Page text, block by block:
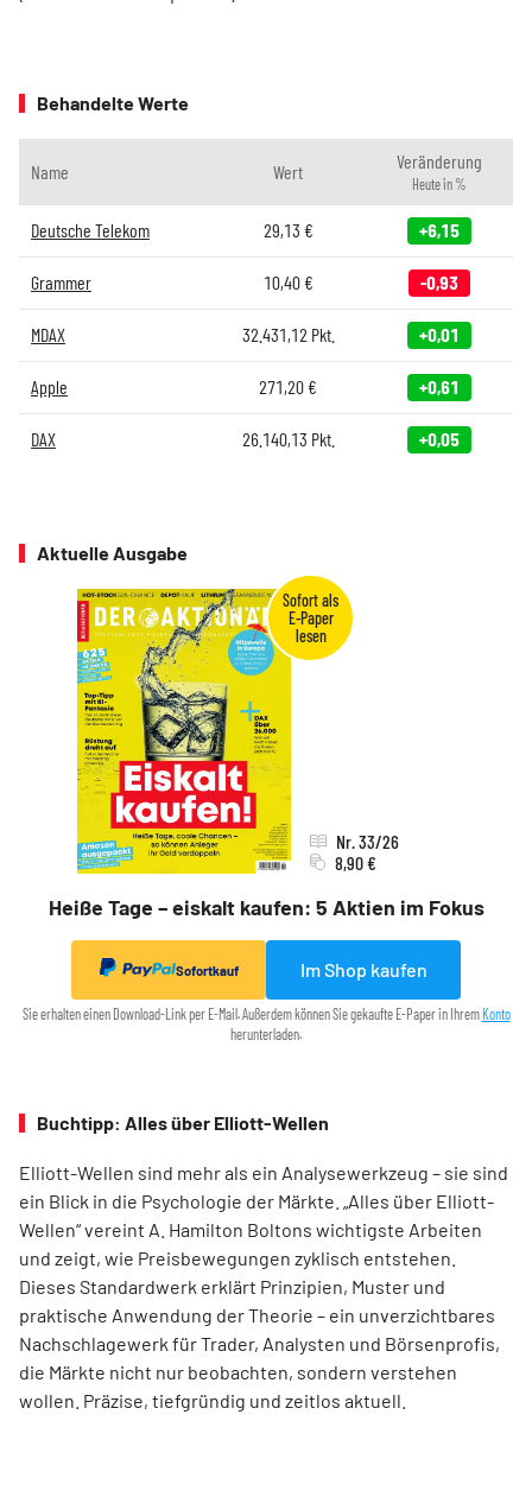
Behandelte Werte
Name Wert Veränderung
Heute in %
Deutsche Telekom 29,13 € +6,15
Grammer 10,40€ -0,93
MDAX 32.431,12 Pkt. +0,01
Apple 271,20 € +0,61
DAX 26.140,13 Pkt. +0,05
Aktuelle Ausgabe
Heiße Tage – eiskalt kaufen: 5 Aktien im Fokus
Nr. 33/26
8,90 €
Sofortkauf Im Shop kaufen
Sie erhalten einen Download-Link per E-Mail. Außerdem können Sie gekaufte E-Paper in Ihrem Konto
herunterladen.
Buchtipp: Alles über Elliott-Wellen
Elliott-Wellen sind mehr als ein Analysewerkzeug – sie sind
ein Blick in die Psychologie der Märkte. „Alles über Elliott-
Wellen“ vereint A. Hamilton Boltons wichtigste Arbeiten
und zeigt, wie Preisbewegungen zyklisch entstehen.
Dieses Standardwerk erklärt Prinzipien, Muster und
praktische Anwendung der Theorie – ein unverzichtbares
Nachschlagewerk für Trader, Analysten und Börsenprofis,
die Märkte nicht nur beobachten, sondern verstehen
wollen. Präzise, tiefgründig und zeitlos aktuell.